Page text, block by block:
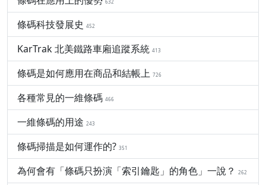
632
條碼科技發展史 452
KarTrak 北美鐵路車廂追蹤系統 413
條碼是如何應用在商品和結帳上 726
各種常見的一維條碼 466
一維條碼的用途 243
條碼掃描是如何運作的? 351
為何會有「條碼只扮演「索引鑰匙」的角色」一說？ 262